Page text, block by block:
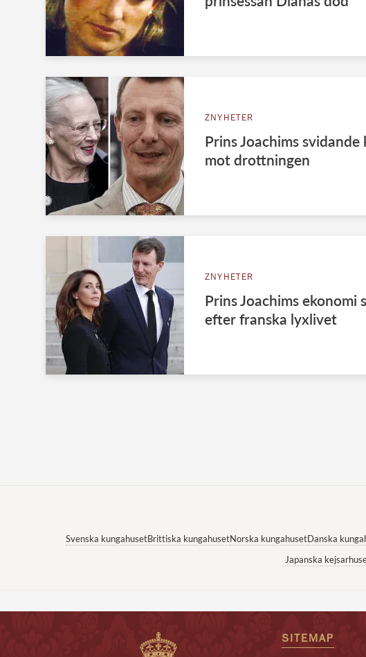
ZNYHETER
Prins Joachims
mot drottningen
ZNYHETER
Prins Joachims ekonomi
efter franska lyxlivet
Svenska kungahusetBrittiska kungahusetNorska kungahusetDanska
Japanska
SITEMAP